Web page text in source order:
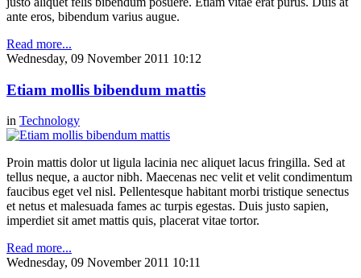
ante eros, bibendum varius augue.
Read more...
Wednesday, 09 November 2011 10:12
Etiam mollis bibendum mattis
in Technology
Proin mattis dolor ut ligula lacinia nec aliquet lacus fringilla. Sed at
tellus neque, a auctor nibh. Maecenas nec velit et velit condimentum
faucibus eget vel nisl. Pellentesque habitant morbi tristique senectus
et netus et malesuada fames ac turpis egestas. Duis justo sapien,
imperdiet sit amet mattis quis, placerat vitae tortor.
Read more...
Wednesday, 09 November 2011 10:11